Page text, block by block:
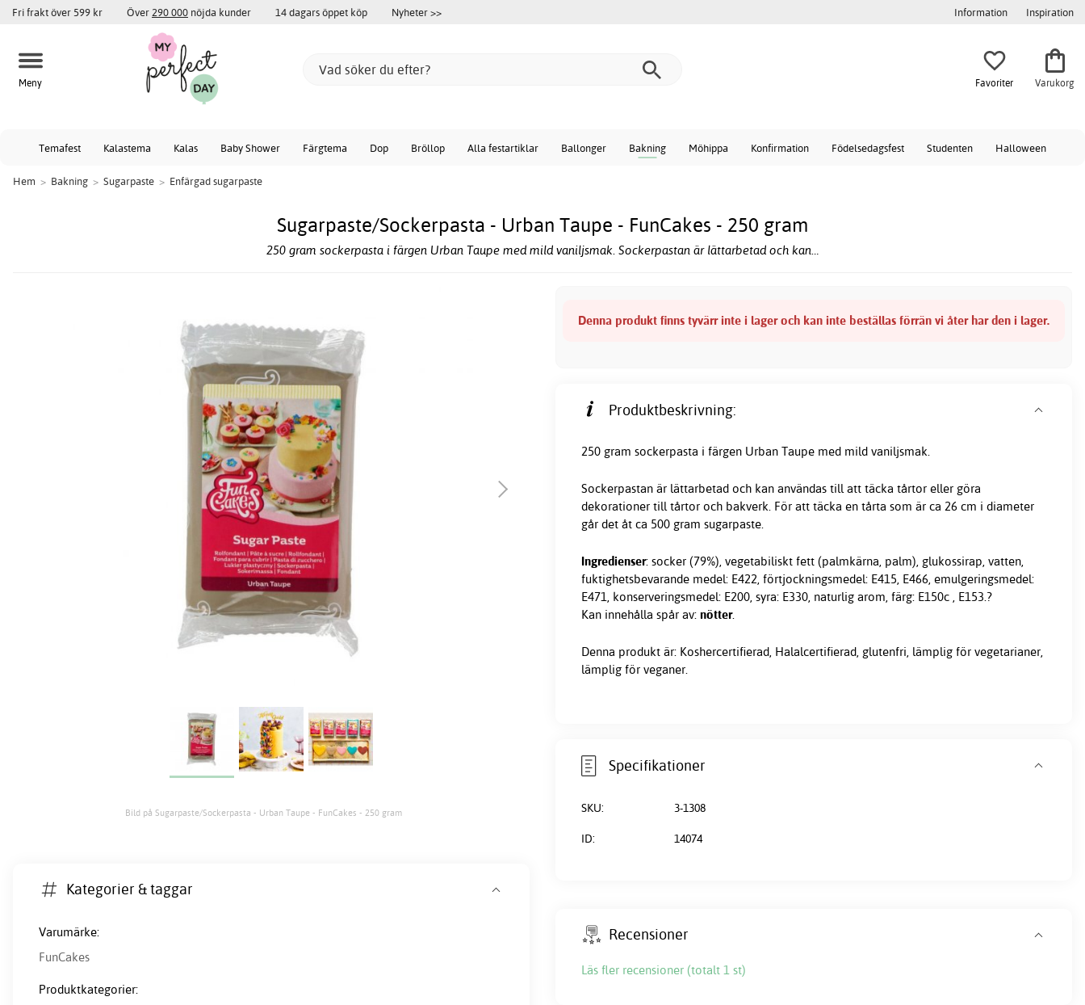
Fri frakt över 599 kr Över 290 000 nöjda kunder 14 dagars öppet köp Nyheter >> Information Inspiration
Meny Favoriter Varukorg
Temafest Kalastema Kalas Baby Shower Färgtema Dop Bröllop Alla festartiklar Ballonger Bakning Möhippa Konfirmation Födelsedagsfest Studenten Halloween
Hem > Bakning > Sugarpaste > Enfärgad sugarpaste
Sugarpaste/Sockerpasta - Urban Taupe - FunCakes - 250 gram
250 gram sockerpasta i färgen Urban Taupe med mild vaniljsmak. Sockerpastan är lättarbetad och kan…
Bild på Sugarpaste/Sockerpasta - Urban Taupe - FunCakes - 250 gram
Denna produkt finns tyvärr inte i lager och kan inte beställas förrän vi åter har den i lager.
Produktbeskrivning:
250 gram sockerpasta i färgen Urban Taupe med mild vaniljsmak.
Sockerpastan är lättarbetad och kan användas till att täcka tårtor eller göra
dekorationer till tårtor och bakverk. För att täcka en tårta som är ca 26 cm i diameter
går det åt ca 500 gram sugarpaste.
Ingredienser: socker (79%), vegetabiliskt fett (palmkärna, palm), glukossirap, vatten,
fuktighetsbevarande medel: E422, förtjockningsmedel: E415, E466, emulgeringsmedel:
E471, konserveringsmedel: E200, syra: E330, naturlig arom, färg: E150c , E153.?
Kan innehålla spår av: nötter.
Denna produkt är: Koshercertifierad, Halalcertifierad, glutenfri, lämplig för vegetarianer,
lämplig för veganer.
Specifikationer
SKU: 3-1308
ID: 14074
Kategorier & taggar
Varumärke:
FunCakes
Produktkategorier:
Recensioner
Läs fler recensioner (totalt 1 st)